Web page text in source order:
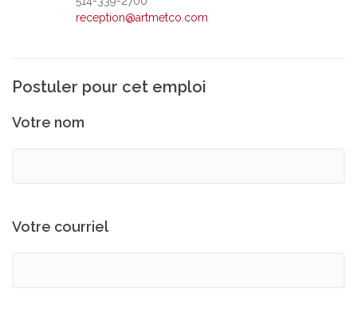
reception@artmetco.com
Postuler pour cet emploi
Votre nom
Votre courriel